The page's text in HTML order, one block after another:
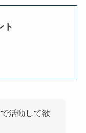
ト
活動して欲